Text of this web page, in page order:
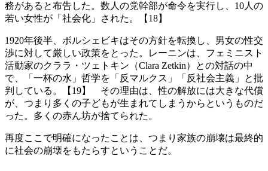
務があると布告した。数人の党幹部が命令を実行し、10人の
若い女性が「社会化」された。【18】
1920年後半、ボルシェビキはその方針を転換し、男女の性交
渉に対して厳しい政策をとった。レーニンは、フェミニスト
活動家のクララ・ツェトキン（Clara Zetkin）との対話の中
で、「一杯の水」哲学を「反マルクス」「反社会主義」と批
判している。【19】 その理由は、性の解放には大きな代償
が、つまり多くの子どもが生まれてしまうからというものだ
った。多くの赤ん坊が捨てられた。
再度ここで明確になったことは、つまり家族の崩壊は最終的
に社会の崩壊をもたらすということだ。